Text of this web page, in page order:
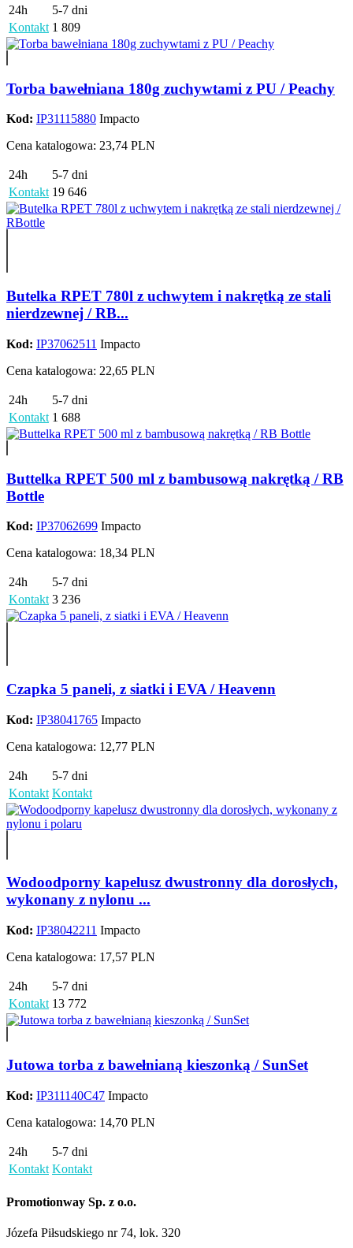
24h
5-7 dni
Kontakt 1 809
Torba bawełniana 180g zuchywtami z PU / Peachy
Kod: IP31115880 Impacto
Cena katalogowa: 23,74 PLN
24h
5-7 dni
Kontakt 19 646
Butelka RPET 780l z uchwytem i nakrętką ze stali
nierdzewnej / RB...
Kod: IP37062511 Impacto
Cena katalogowa: 22,65 PLN
24h
5-7 dni
Kontakt 1 688
Buttelka RPET 500 ml z bambusową nakrętką / RB
Bottle
Kod: IP37062699 Impacto
Cena katalogowa: 18,34 PLN
24h
5-7 dni
Kontakt 3 236
Czapka 5 paneli, z siatki i EVA / Heavenn
Kod: IP38041765 Impacto
Cena katalogowa: 12,77 PLN
24h
5-7 dni
Kontakt Kontakt
Wodoodporny kapelusz dwustronny dla dorosłych,
wykonany z nylonu ...
Kod: IP38042211 Impacto
Cena katalogowa: 17,57 PLN
24h
5-7 dni
Kontakt 13 772
Jutowa torba z bawełnianą kieszonką / SunSet
Kod: IP311140C47 Impacto
Cena katalogowa: 14,70 PLN
24h
5-7 dni
Kontakt Kontakt
Promotionway Sp. z o.o.
Józefa Piłsudskiego nr 74, lok. 320